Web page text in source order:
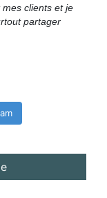
mes clients et je
partager